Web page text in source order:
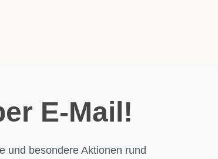
E-Mail!
und besondere Aktionen rund